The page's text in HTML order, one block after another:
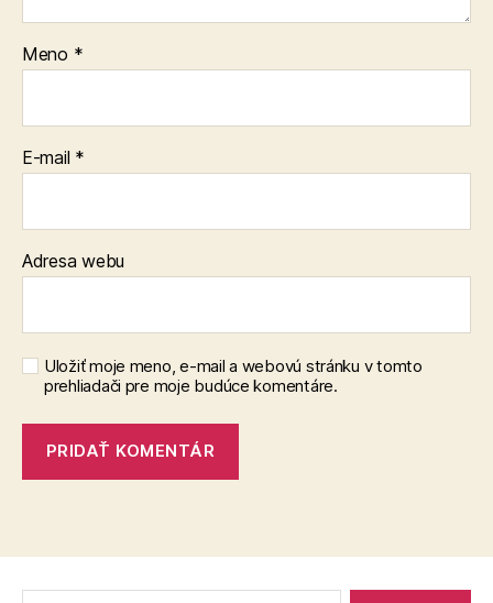
Meno *
E-mail *
Adresa webu
Uložiť moje meno, e-mail a webovú stránku v tomto
prehliadači pre moje budúce komentáre.